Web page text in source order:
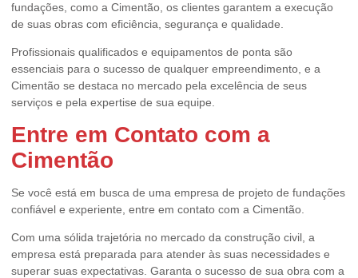
fundações, como a Cimentão, os clientes garantem a execução
de suas obras com eficiência, segurança e qualidade.
Profissionais qualificados e equipamentos de ponta são
essenciais para o sucesso de qualquer empreendimento, e a
Cimentão se destaca no mercado pela excelência de seus
serviços e pela expertise de sua equipe.
Entre em Contato com a
Cimentão
Se você está em busca de uma empresa de projeto de fundações
confiável e experiente, entre em contato com a Cimentão.
Com uma sólida trajetória no mercado da construção civil, a
empresa está preparada para atender às suas necessidades e
superar suas expectativas. Garanta o sucesso de sua obra com a